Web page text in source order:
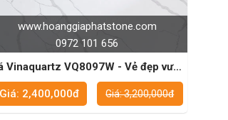
www.hoanggiaphatstone.com
0972 101 656
Vinaquartz VQ8097W - Vẻ đẹp vượt
thời gian
Giá: 2,400,000đ
Giá: 3,200,000đ